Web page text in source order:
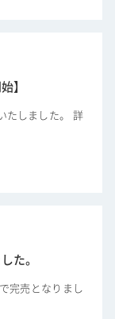
】
たしました。 詳
た。
完売となりまし